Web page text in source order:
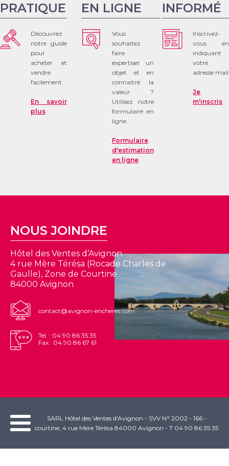
PRATIQUE
Découvrez
notre guide
pour
acheter et
vendre
facilement.
En savoir
plus
EN LIGNE
Vous
souhaitez
faire
expertiser un
objet et en
connaitre la
valeur ?
Utilisez notre
formulaire en
ligne.
Formulaire
d'estimation
en ligne
INFORMÉ
Inscrivez-
vous en
indiquant
votre
adresse mail
Je
m'inscris
NOUS JOINDRE
Hôtel des Ventes d’Avignon
4 rue Mère Térésa (Rocade Charles de
Gaulle), Zone de Courtine
84000 Avignon
contact@avignon-encheres.com
Tel. : 04 90 86 35 35
Fax : 04 90 86 67 61
SARL Hôtel des Ventes d'Avignon - SVV N° 2002 - 166 -
courtine, 4 rue Mère Térésa 84000 Avignon - T 04 90 86 35 35